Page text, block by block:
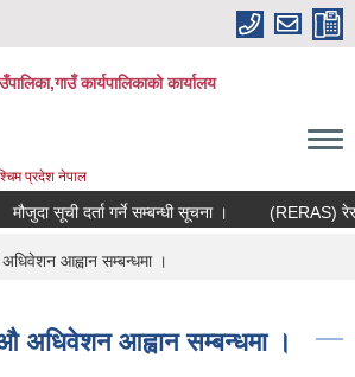
कार्यपालिकाको कार्यालय
प्रदेश नेपाल
मौजुदा सूची दर्ता गर्ने सम्बन्धी सूचना । (RERAS)
आह्वान सम्बन्धमा ।
अधिवेशन आह्वान सम्बन्धमा ।